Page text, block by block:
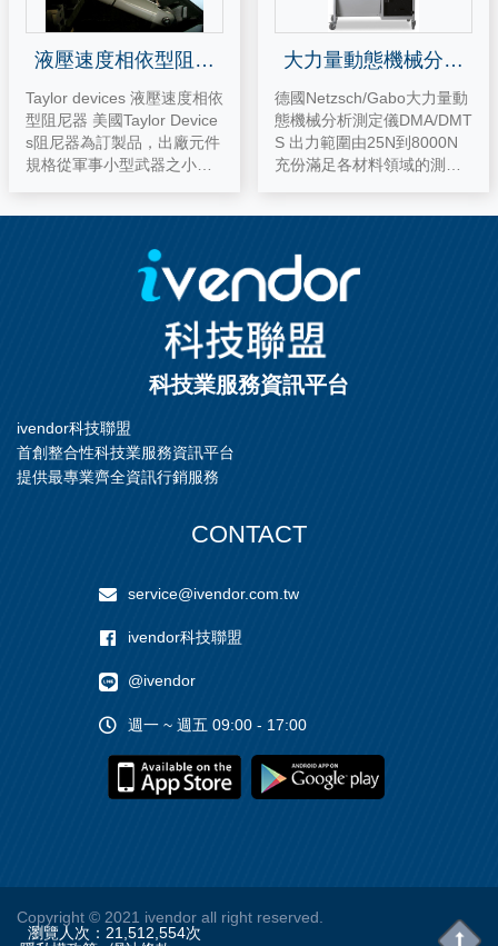
液壓速度相依型阻尼
Taylor devices 液壓速度相依
型阻尼器 美國Taylor Device
s阻尼器為訂製品，出廠元件
規格從軍事小型武器之小型
需求，進行產品調整設計。
美國Taylor Devices公司在軍
事、航太、機械及建築橋樑
領域均有相當知名度，產品
使用於千禧橋、馬來西亞雙
子星、墨西哥Torre Mayor及
中國江陰大橋等多項國際知
電晶圓廠、康寧玻璃面板
廠、中國信託總部、統一國
際大樓等百餘項建築工程採
大力量動態機械分析
德國Netzsch/Gabo大力量動
態機械分析測定儀DMA/DMT
S 出力範圍由25N到8000N
充份滿足各材料領域的測試
預測軟硬體，提高材料RR預
測與輪胎RR實測相依性。 S
hear grip不易滑脫設計，協
助執行高應變測試，並提高
數據再現性。
科技業服務資訊平台
ivendor科技聯盟
首創整合性科技業服務資訊平台
提供最專業齊全資訊行銷服務
CONTACT
service@ivendor.com.tw
ivendor科技聯盟
@ivendor
週一 ~ 週五 09:00 - 17:00
Copyright © 2021 ivendor all right reserved.
瀏覽人次： 21,512,554次